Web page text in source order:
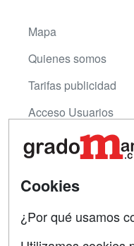
Mapa
Quienes somos
Tarifas publicidad
Acceso Usuarios
Acceso Centros
Contactar
Cookies
¿Por qué usamos